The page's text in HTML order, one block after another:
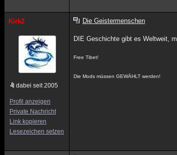
Kirk2
dabei seit 2005
Profil anzeigen
Private Nachricht
Link kopieren
Lesezeichen setzen
Die Geistermenschen
DIE Geschichte gibt es Weltweit,
Free Tibet!
Die Mods müssen GEWÄHLT werden!